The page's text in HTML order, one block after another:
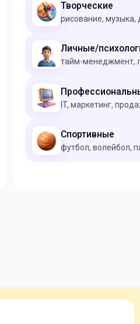
Творческие
рисование, музыка,
Личные/
тайм-менеджмент,
IT, маркетинг,
Спортивные
футбол, волейбол,